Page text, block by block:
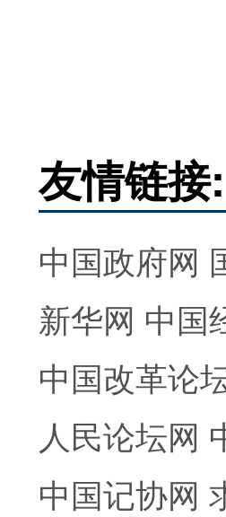
友情链接:
中国政府网
新华网 中国
中国改革论
人民论坛网
中国记协网